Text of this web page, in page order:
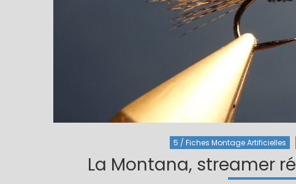
5 / Fiches Montage Artificielles
La Montana, streamer